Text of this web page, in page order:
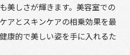
美しさが輝きます。美容室での
アとスキンケアの相乗効果を最
康的で美しい姿を手に入れるた